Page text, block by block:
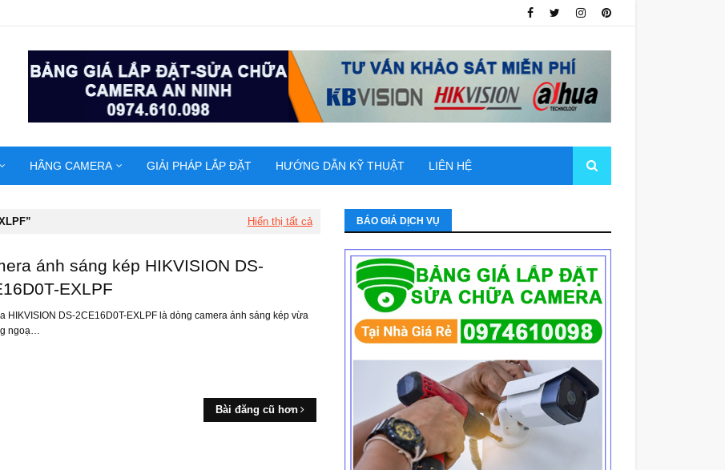
HÃNG CAMERA GIẢI PHÁP LẮP ĐẶT HƯỚNG DẪN KỸ THUẬT LIÊN HỆ
Hiển thị tất cả
ánh sáng kép HIKVISION DS-
EXLPF
HIKVISION DS-2CE16D0T-EXLPF là dòng camera ánh sáng kép vừa
ngoạ…
Bài đăng cũ hơn
BÁO GIÁ DỊCH VỤ